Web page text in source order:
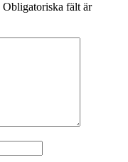
Obligatoriska fält är